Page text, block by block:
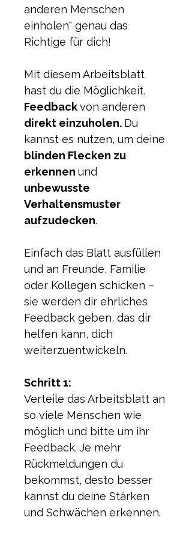
anderen Menschen
einholen" genau das
Richtige für dich!
Mit diesem Arbeitsblatt
hast du die Möglichkeit,
Feedback von anderen
direkt einzuholen. Du
kannst es nutzen, um deine
blinden Flecken zu
erkennen und
unbewusste
Verhaltensmuster
aufzudecken.
Einfach das Blatt ausfüllen
und an Freunde, Familie
oder Kollegen schicken –
sie werden dir ehrliches
Feedback geben, das dir
helfen kann, dich
weiterzuentwickeln.
Schritt 1:
Verteile das Arbeitsblatt an
so viele Menschen wie
möglich und bitte um ihr
Feedback. Je mehr
Rückmeldungen du
bekommst, desto besser
kannst du deine Stärken
und Schwächen erkennen.